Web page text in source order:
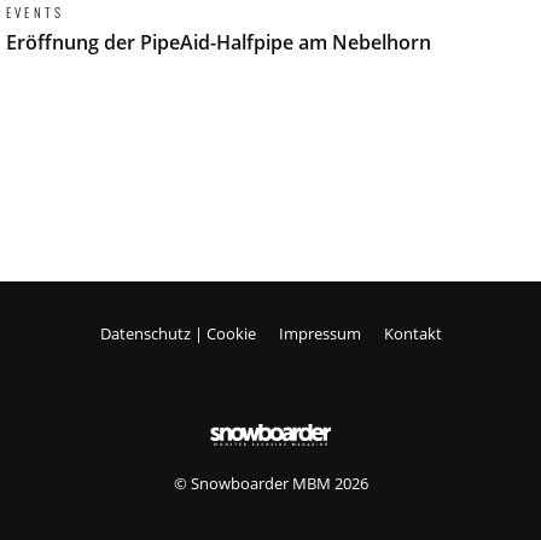
EVENTS
Eröffnung der PipeAid-Halfpipe am Nebelhorn
Datenschutz | Cookie Impressum Kontakt
© Snowboarder MBM 2026